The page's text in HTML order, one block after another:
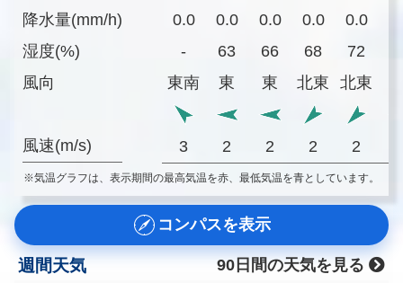
降水量(mm/h)
湿度(%)
風向
風速(m/s)
0.0 0.0 0.0 0.0 0.0
-
63 66 68 72
東南
東 東 北東 北東
3 2 2 2 2
※気温グラフは、表示期間の最高気温を赤、最低気温を青としています。
コンパスを表示
週間天気
90日間の天気を見る